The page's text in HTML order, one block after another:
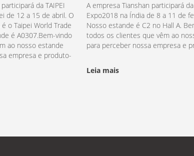
da TAIPEI
de 12 a 15 de abril. O
o Taipei World Trade
é A0307.Bem-vindo
ao nosso estande
empresa e produto-
A empresa Tianshan participará
Expo2018 na Índia de 8 a 11 de
Nosso estande é C2 no Hall A.
todos os clientes que vêm ao
para perceber nossa empresa e
Leia mais